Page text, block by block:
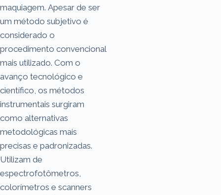
maquiagem. Apesar de ser
um método subjetivo é
considerado o
procedimento convencional
mais utilizado. Com o
avanço tecnológico e
científico, os métodos
instrumentais surgiram
como alternativas
metodológicas mais
precisas e padronizadas.
Utilizam de
espectrofotômetros,
colorímetros e scanners